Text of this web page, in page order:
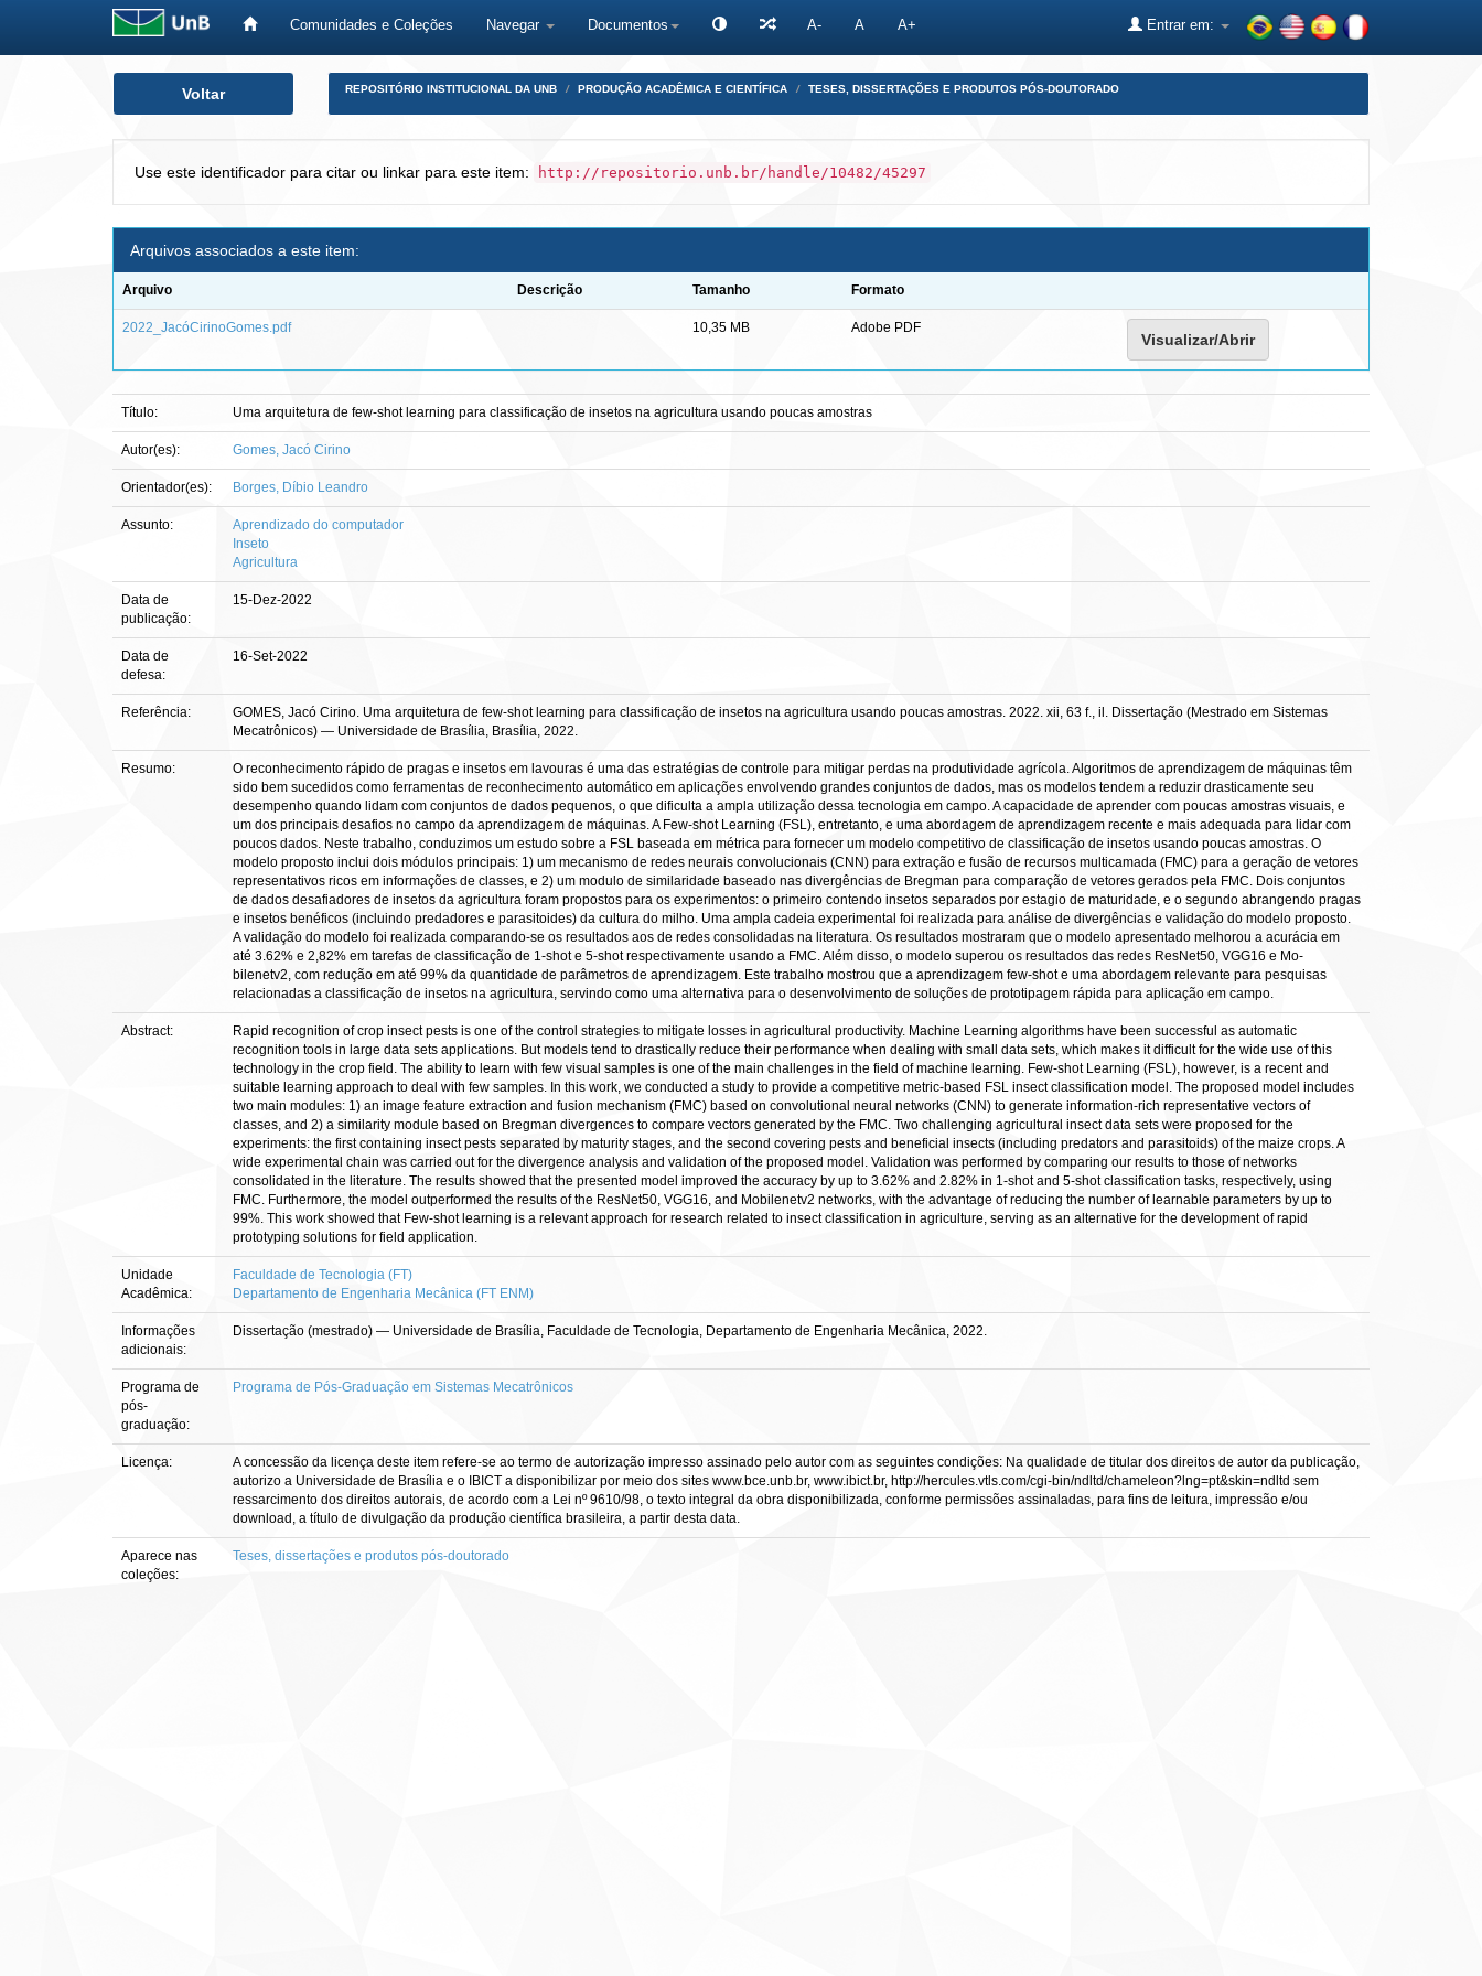
Comunidades e Coleções Navegar Documentos A- A A+ Entrar em:
Voltar REPOSITÓRIO INSTITUCIONAL DA UNB PRODUÇÃO ACADÊMICA E CIENTÍFICA TESES, DISSERTAÇÕES E PRODUTOS PÓS-DOUTORADO
Use este identificador para citar ou linkar para este item: http://repositorio.unb.br/handle/10482/45297
Arquivos associados a este item:
Arquivo Descrição Tamanho Formato
2022_JacóCirinoGomes.pdf 10,35 MB Adobe PDF
Visualizar/Abrir
Título: Uma arquitetura de few-shot learning para classificação de insetos na agricultura usando poucas amostras
Autor(es): Gomes, Jacó Cirino
Orientador(es): Borges, Díbio Leandro
Assunto:
Aprendizado do computador
Inseto
Agricultura
Data de
publicação:
15-Dez-2022
Data de
defesa:
16-Set-2022
Referência:
GOMES, Jacó Cirino. Uma arquitetura de few-shot learning para classificação de insetos na agricultura usando poucas amostras. 2022. xii, 63 f., il. Dissertação (Mestrado em Sistemas
Mecatrônicos) — Universidade de Brasília, Brasília, 2022.
Resumo:
O reconhecimento rápido de pragas e insetos em lavouras é uma das estratégias de controle para mitigar perdas na produtividade agrícola. Algoritmos de aprendizagem de máquinas têm
sido bem sucedidos como ferramentas de reconhecimento automático em aplicações envolvendo grandes conjuntos de dados, mas os modelos tendem a reduzir drasticamente seu
desempenho quando lidam com conjuntos de dados pequenos, o que dificulta a ampla utilização dessa tecnologia em campo. A capacidade de aprender com poucas amostras visuais, e
um dos principais desafios no campo da aprendizagem de máquinas. A Few-shot Learning (FSL), entretanto, e uma abordagem de aprendizagem recente e mais adequada para lidar com
poucos dados. Neste trabalho, conduzimos um estudo sobre a FSL baseada em métrica para fornecer um modelo competitivo de classificação de insetos usando poucas amostras. O
modelo proposto inclui dois módulos principais: 1) um mecanismo de redes neurais convolucionais (CNN) para extração e fusão de recursos multicamada (FMC) para a geração de vetores
representativos ricos em informações de classes, e 2) um modulo de similaridade baseado nas divergências de Bregman para comparação de vetores gerados pela FMC. Dois conjuntos
de dados desafiadores de insetos da agricultura foram propostos para os experimentos: o primeiro contendo insetos separados por estagio de maturidade, e o segundo abrangendo pragas
e insetos benéficos (incluindo predadores e parasitoides) da cultura do milho. Uma ampla cadeia experimental foi realizada para análise de divergências e validação do modelo proposto.
A validação do modelo foi realizada comparando-se os resultados aos de redes consolidadas na literatura. Os resultados mostraram que o modelo apresentado melhorou a acurácia em
até 3.62% e 2,82% em tarefas de classificação de 1-shot e 5-shot respectivamente usando a FMC. Além disso, o modelo superou os resultados das redes ResNet50, VGG16 e Mo-
bilenetv2, com redução em até 99% da quantidade de parâmetros de aprendizagem. Este trabalho mostrou que a aprendizagem few-shot e uma abordagem relevante para pesquisas
relacionadas a classificação de insetos na agricultura, servindo como uma alternativa para o desenvolvimento de soluções de prototipagem rápida para aplicação em campo.
Abstract:
Rapid recognition of crop insect pests is one of the control strategies to mitigate losses in agricultural productivity. Machine Learning algorithms have been successful as automatic
recognition tools in large data sets applications. But models tend to drastically reduce their performance when dealing with small data sets, which makes it difficult for the wide use of this
technology in the crop field. The ability to learn with few visual samples is one of the main challenges in the field of machine learning. Few-shot Learning (FSL), however, is a recent and
suitable learning approach to deal with few samples. In this work, we conducted a study to provide a competitive metric-based FSL insect classification model. The proposed model includes
two main modules: 1) an image feature extraction and fusion mechanism (FMC) based on convolutional neural networks (CNN) to generate information-rich representative vectors of
classes, and 2) a similarity module based on Bregman divergences to compare vectors generated by the FMC. Two challenging agricultural insect data sets were proposed for the
experiments: the first containing insect pests separated by maturity stages, and the second covering pests and beneficial insects (including predators and parasitoids) of the maize crops. A
wide experimental chain was carried out for the divergence analysis and validation of the proposed model. Validation was performed by comparing our results to those of networks
consolidated in the literature. The results showed that the presented model improved the accuracy by up to 3.62% and 2.82% in 1-shot and 5-shot classification tasks, respectively, using
FMC. Furthermore, the model outperformed the results of the ResNet50, VGG16, and Mobilenetv2 networks, with the advantage of reducing the number of learnable parameters by up to
99%. This work showed that Few-shot learning is a relevant approach for research related to insect classification in agriculture, serving as an alternative for the development of rapid
prototyping solutions for field application.
Unidade
Acadêmica:
Faculdade de Tecnologia (FT)
Departamento de Engenharia Mecânica (FT ENM)
Informações
adicionais:
Dissertação (mestrado) — Universidade de Brasília, Faculdade de Tecnologia, Departamento de Engenharia Mecânica, 2022.
Programa de
pós-
graduação:
Programa de Pós-Graduação em Sistemas Mecatrônicos
Licença:
A concessão da licença deste item refere-se ao termo de autorização impresso assinado pelo autor com as seguintes condições: Na qualidade de titular dos direitos de autor da publicação,
autorizo a Universidade de Brasília e o IBICT a disponibilizar por meio dos sites www.bce.unb.br, www.ibict.br, http://hercules.vtls.com/cgi-bin/ndltd/chameleon?lng=pt&skin=ndltd sem
ressarcimento dos direitos autorais, de acordo com a Lei nº 9610/98, o texto integral da obra disponibilizada, conforme permissões assinaladas, para fins de leitura, impressão e/ou
download, a título de divulgação da produção científica brasileira, a partir desta data.
Aparece nas
coleções:
Teses, dissertações e produtos pós-doutorado